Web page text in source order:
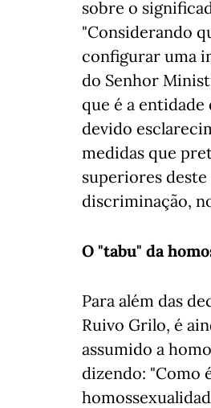
sobre o
"Considerando
configurar uma
do Senhor
que é a
devido
medidas que
superiores
discriminação,
O "tabu" da
Para além das
Ruivo Grilo, é
assumido a
dizendo: "Como